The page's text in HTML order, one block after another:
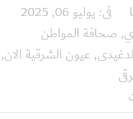
فى: يوليو 06, 2025
, صحافة المواطن
, عيون الشرقية الان,